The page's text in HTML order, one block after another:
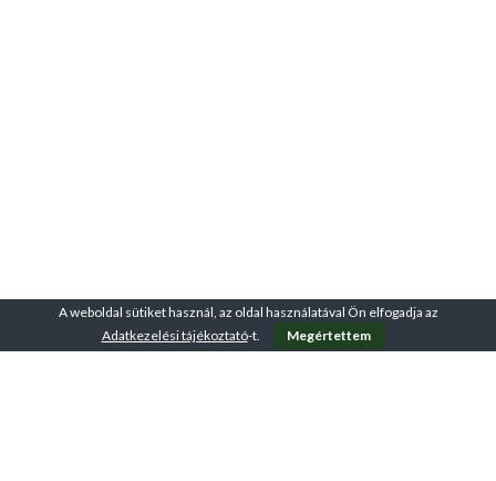
A weboldal sütiket használ, az oldal használatával Ön elfogadja az
Adatkezelési tájékoztató-t. Megértettem